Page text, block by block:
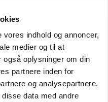
indhold og annoncer,
medier og til at
oplysninger om din
partnere inden for
og analysepartnere.
data med andre
på elefantgræs